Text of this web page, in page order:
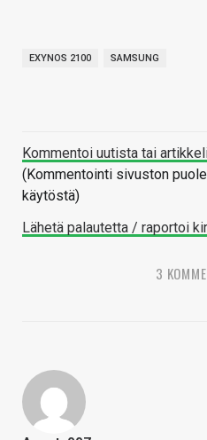
EXYNOS 2100 SAMSUNG
Kommentoi uutista tai
(Kommentointi sivuston
käytöstä)
Lähetä palautetta / raportoi
3